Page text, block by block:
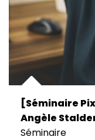
[Séminaire
Angèle
Séminaire